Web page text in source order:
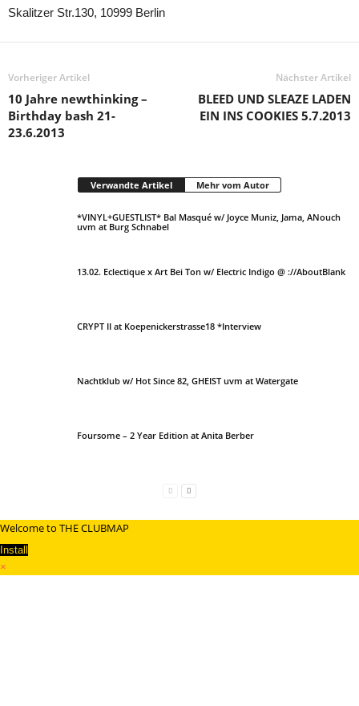
Skalitzer Str.130, 10999 Berlin
Vorheriger Artikel
10 Jahre newthinking –
Birthday bash 21-
23.6.2013
Nächster Artikel
BLEED UND SLEAZE LADEN
EIN INS COOKIES 5.7.2013
Verwandte Artikel Mehr vom Autor
*VINYL+GUESTLIST* Bal Masqué w/ Joyce Muniz, Jama, ANouch
uvm at Burg Schnabel
13.02. Eclectique x Art Bei Ton w/ Electric Indigo @ ://AboutBlank
CRYPT II at Koepenickerstrasse18 *Interview
Nachtklub w/ Hot Since 82, GHEIST uvm at Watergate
Foursome – 2 Year Edition at Anita Berber
Welcome to THE CLUBMAP
Install
×